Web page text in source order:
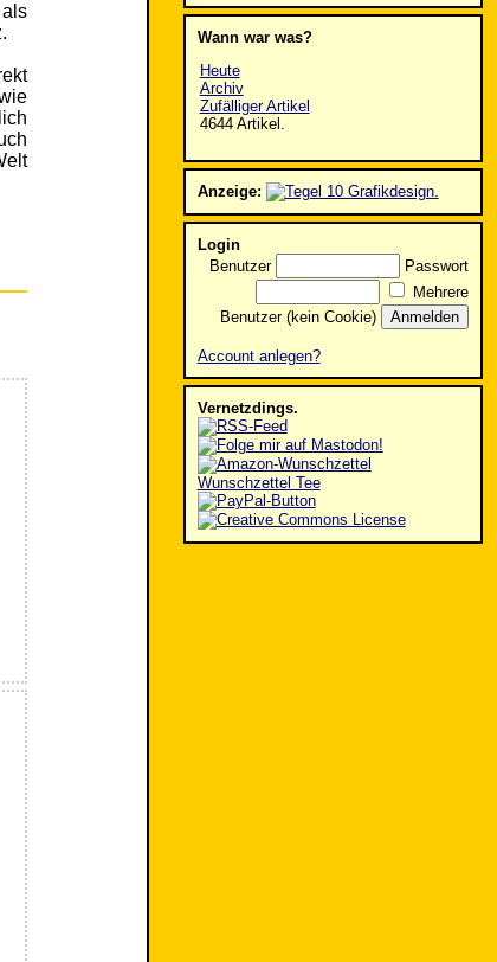
Wann war was?
Heute
Archiv
Zufälliger Artikel
4644 Artikel.
Anzeige:
Login
Benutzer
Passwort
Mehrere
Benutzer (kein Cookie)
Account anlegen?
Vernetzdings.
Wunschzettel Tee